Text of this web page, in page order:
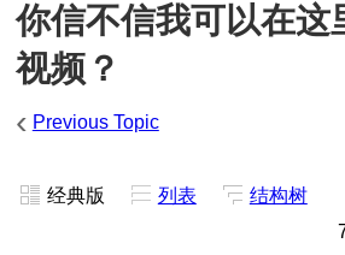
你信不信我可以在这
视频？
‹ Previous Topic
经典版 列表
结构树